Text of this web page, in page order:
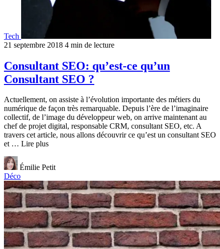
Tech
21 septembre 2018 4 min de lecture
Consultant SEO: qu’est-ce qu’un
Consultant SEO ?
Actuellement, on assiste à l’évolution importante des métiers du
numérique de façon très remarquable. Depuis l’ère de l’imaginaire
collectif, de l’image du développeur web, on arrive maintenant au
chef de projet digital, responsable CRM, consultant SEO, etc. A
travers cet article, nous allons découvrir ce qu’est un consultant SEO
et … Lire plus
Émilie Petit
Déco